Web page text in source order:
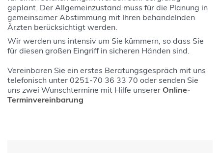
geplant. Der Allgemeinzustand muss für die Planung in
gemeinsamer Abstimmung mit Ihren behandelnden
Ärzten berücksichtigt werden.
Wir werden uns intensiv um Sie kümmern, so dass Sie
für diesen großen Eingriff in sicheren Händen sind.
Vereinbaren Sie ein erstes Beratungsgespräch mit uns
telefonisch unter 0251-70 36 33 70 oder senden Sie
uns zwei Wunschtermine mit Hilfe unserer Online-
Terminvereinbarung